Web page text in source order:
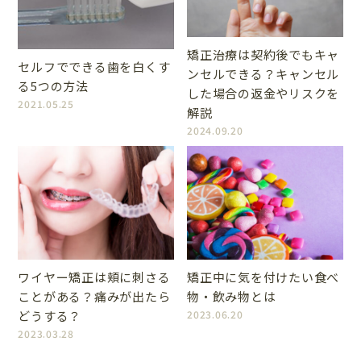
セルフでできる歯を白くす
る5つの方法
2021.05.25
矯正治療は契約後でもキャ
ンセルできる？キャンセル
した場合の返金やリスクを
解説
2024.09.20
ワイヤー矯正は頬に刺さる
ことがある？痛みが出たら
どうする？
2023.03.28
矯正中に気を付けたい食べ
物・飲み物とは
2023.06.20